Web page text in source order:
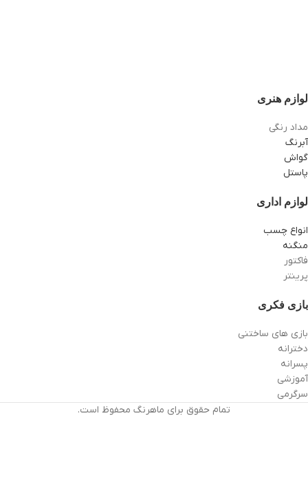
لوازم هنری
مداد رنگی
آبرنگ
گواش
پاستل
لوازم اداری
انواع چسب
منگنه
فاکتور
پرینتر
بازی فکری
بازی های ساختنی
دخترانه
پسرانه
آموزشی
سرگرمی
تمام حقوق برای ماهرنگ محفوظ است.